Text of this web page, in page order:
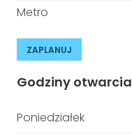
Metro
ZAPLANUJ
Godziny otwarcia
Poniedziałek